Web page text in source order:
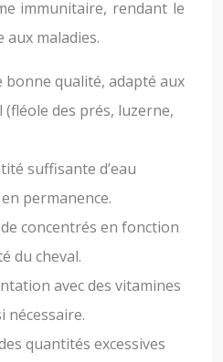
immunitaire, rendant le
aux maladies.
qualité, adapté aux
(fléole des prés, luzerne,
suffisante d’eau
permanence.
concentrés en fonction
du cheval.
avec des vitamines
nécessaire.
quantités excessives